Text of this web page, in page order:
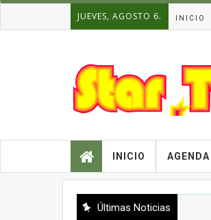
JUEVES, AGOSTO 6. INICIO
INICIO AGENDA
Últimas Noticias